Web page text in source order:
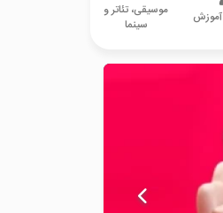
موسیقی، تئاتر و
سینما